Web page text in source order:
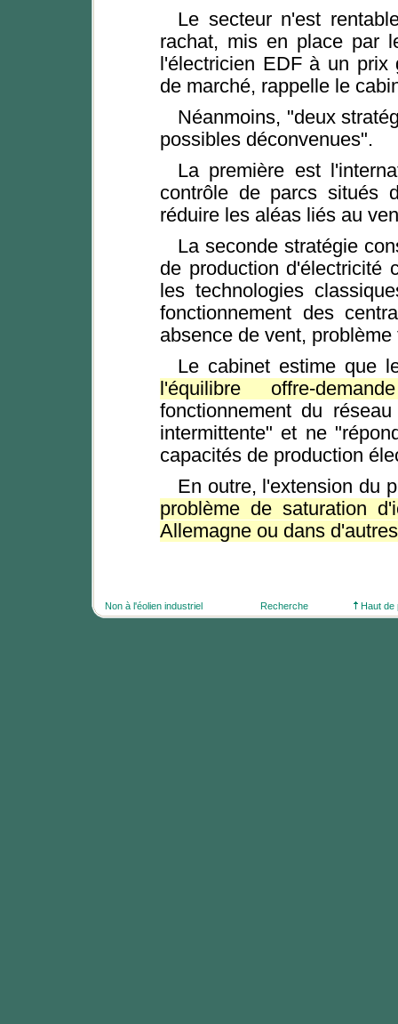
Le secteur n'est
rachat, mis en place par
l'électricien EDF à un
de marché, rappelle le
Néanmoins, "deux
possibles déconvenues".
La première est
contrôle de parcs situés
réduire les aléas liés au
La seconde stratégie
de production d'électricité
les technologies
fonctionnement des
absence de vent,
Le cabinet estime que
l'équilibre offre-
fonctionnement du
intermittente" et ne
capacités de production
En outre, l'extension du
problème de saturation
Allemagne ou dans
Non à l'éolien industriel Haut de
Recherche